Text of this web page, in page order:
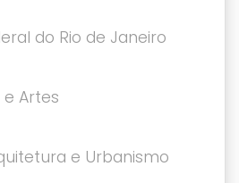
do Rio de Janeiro
Artes
e Urbanismo